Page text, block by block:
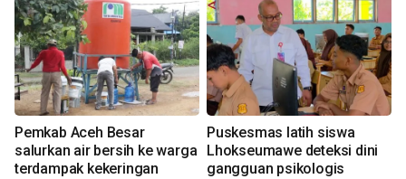
Pemkab Aceh Besar
salurkan air bersih ke warga
terdampak kekeringan
Puskesmas latih siswa
Lhokseumawe deteksi dini
gangguan psikologis